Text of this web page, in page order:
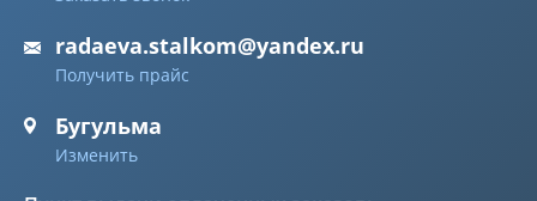
radaeva.stalkom@yandex.ru
Получить прайс
Бугульма
Изменить